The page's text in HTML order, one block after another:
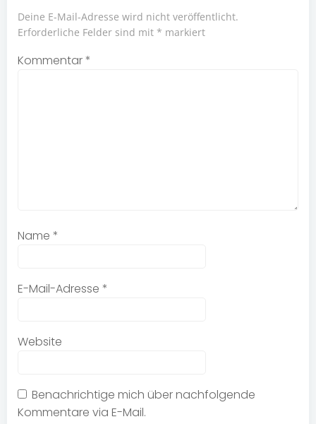
Deine E-Mail-Adresse wird nicht veröffentlicht.
Erforderliche Felder sind mit * markiert
Kommentar*
Name *
E-Mail-Adresse *
Website
Benachrichtige mich über nachfolgende
Kommentare via E-Mail.